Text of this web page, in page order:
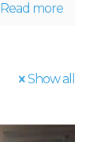
Read more
Show all